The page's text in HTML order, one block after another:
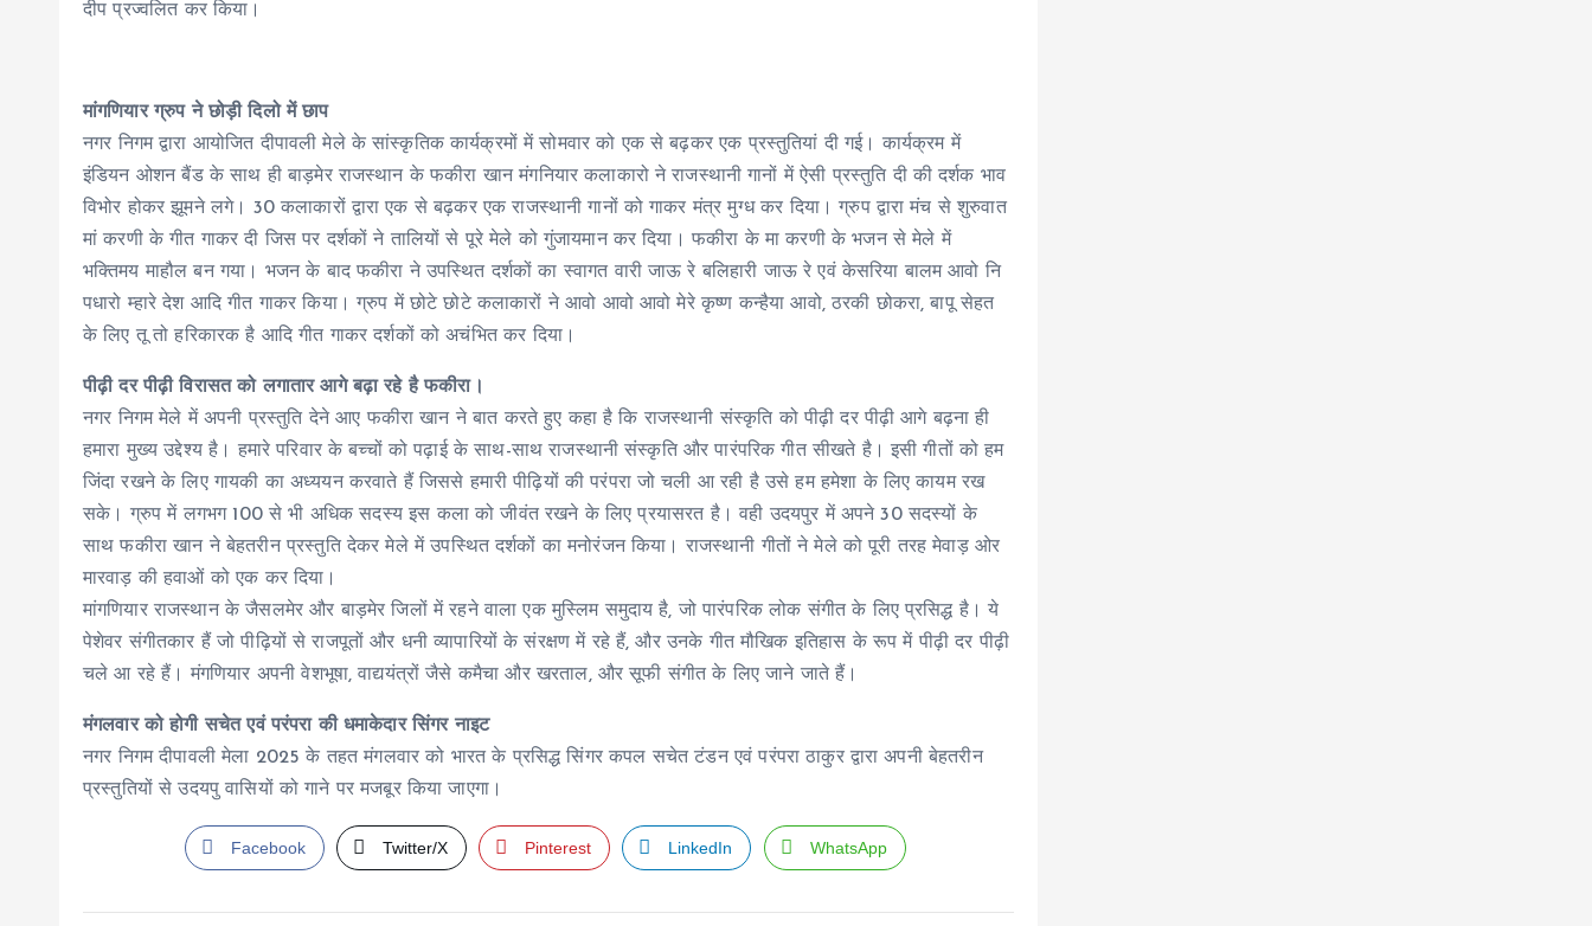
दीप प्रज्वलित कर किया।
मांगणियार ग्रुप ने छोड़ी दिलो में छाप
नगर निगम द्वारा आयोजित दीपावली मेले के सांस्कृतिक कार्यक्रमों में सोमवार को एक से बढ़कर एक प्रस्तुतियां दी गई। कार्यक्रम में
इंडियन ओशन बैंड के साथ ही बाड़मेर राजस्थान के फकीरा खान मंगनियार कलाकारो ने राजस्थानी गानों में ऐसी प्रस्तुति दी की दर्शक भाव
विभोर होकर झूमने लगे। 30 कलाकारों द्वारा एक से बढ़कर एक राजस्थानी गानों को गाकर मंत्र मुग्ध कर दिया। ग्रुप द्वारा मंच से शुरुवात
मां करणी के गीत गाकर दी जिस पर दर्शकों ने तालियों से पूरे मेले को गुंजायमान कर दिया। फकीरा के मा करणी के भजन से मेले में
भक्तिमय माहौल बन गया। भजन के बाद फकीरा ने उपस्थित दर्शकों का स्वागत वारी जाऊ रे बलिहारी जाऊ रे एवं केसरिया बालम आवो नि
पधारो म्हारे देश आदि गीत गाकर किया। ग्रुप में छोटे छोटे कलाकारों ने आवो आवो आवो मेरे कृष्ण कन्हैया आवो, ठरकी छोकरा, बापू सेहत
के लिए तू तो हरिकारक है आदि गीत गाकर दर्शकों को अचंभित कर दिया।
पीढ़ी दर पीढ़ी विरासत को लगातार आगे बढ़ा रहे है फकीरा।
नगर निगम मेले में अपनी प्रस्तुति देने आए फकीरा खान ने बात करते हुए कहा है कि राजस्थानी संस्कृति को पीढ़ी दर पीढ़ी आगे बढ़ना ही
हमारा मुख्य उद्देश्य है। हमारे परिवार के बच्चों को पढ़ाई के साथ-साथ राजस्थानी संस्कृति और पारंपरिक गीत सीखते है। इसी गीतों को हम
जिंदा रखने के लिए गायकी का अध्ययन करवाते हैं जिससे हमारी पीढ़ियों की परंपरा जो चली आ रही है उसे हम हमेशा के लिए कायम रख
सके। ग्रुप में लगभग 100 से भी अधिक सदस्य इस कला को जीवंत रखने के लिए प्रयासरत है। वही उदयपुर में अपने 30 सदस्यों के
साथ फकीरा खान ने बेहतरीन प्रस्तुति देकर मेले में उपस्थित दर्शकों का मनोरंजन किया। राजस्थानी गीतों ने मेले को पूरी तरह मेवाड़ ओर
मारवाड़ की हवाओं को एक कर दिया।
मांगणियार राजस्थान के जैसलमेर और बाड़मेर जिलों में रहने वाला एक मुस्लिम समुदाय है, जो पारंपरिक लोक संगीत के लिए प्रसिद्ध है। ये
पेशेवर संगीतकार हैं जो पीढ़ियों से राजपूतों और धनी व्यापारियों के संरक्षण में रहे हैं, और उनके गीत मौखिक इतिहास के रूप में पीढ़ी दर पीढ़ी
चले आ रहे हैं। मंगणियार अपनी वेशभूषा, वाद्ययंत्रों जैसे कमैचा और खरताल, और सूफी संगीत के लिए जाने जाते हैं।
मंगलवार को होगी सचेत एवं परंपरा की धमाकेदार सिंगर नाइट
नगर निगम दीपावली मेला 2025 के तहत मंगलवार को भारत के प्रसिद्ध सिंगर कपल सचेत टंडन एवं परंपरा ठाकुर द्वारा अपनी बेहतरीन
प्रस्तुतियों से उदयपु वासियों को गाने पर मजबूर किया जाएगा।
Facebook Twitter/X Pinterest LinkedIn WhatsApp